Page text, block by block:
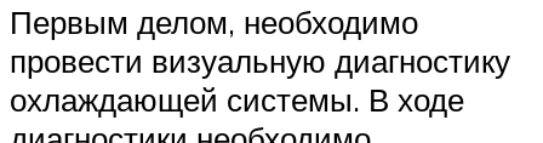
Первым делом, необходимо
провести визуальную диагностику
охлаждающей системы. В ходе